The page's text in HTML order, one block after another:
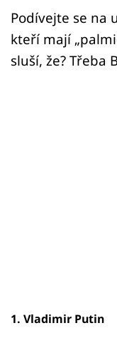
Sledujte nás
Podívejte se na
kteří mají
sluší, že? Třeba
1. Vladimir Putin